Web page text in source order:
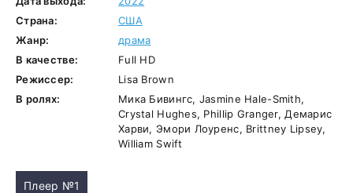
Страна:
США
Жанр:
драма
В качестве:
Full HD
Режиссер:
Lisa Brown
В ролях:
Мика Бивингс, Jasmine Hale-Smith,
Crystal Hughes, Phillip Granger, Демарис
Харви, Эмори Лоуренс, Brittney Lipsey,
William Swift
Плеер №1